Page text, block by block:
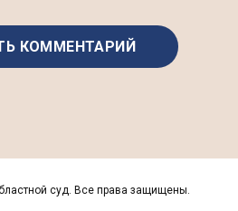
суд. Все права защищены.